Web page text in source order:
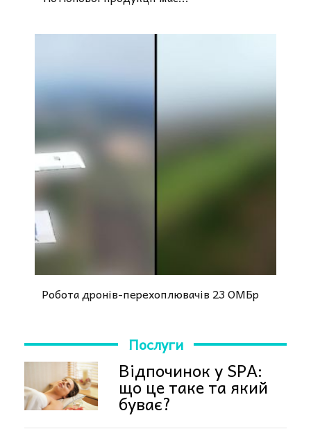
Робота дронів-перехоплювачів 23 ОМБр
Послуги
Відпочинок у SPA:
що це таке та який
буває?